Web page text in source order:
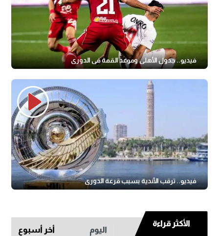
فيديو.. جدول الأهلي وموعد القمة في الدوري
فيديو.. ترقب الأندية بسبب قرعة الدوري
الأكثر قراءة
اليوم أخر أسبوع